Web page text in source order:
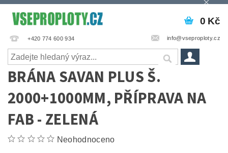
+420 774 600 934 info@vseproploty.cz
0 Kč
BRÁNA SAVAN PLUS Š.
2000+1000MM, PŘÍPRAVA NA
FAB - ZELENÁ
Neohodnoceno